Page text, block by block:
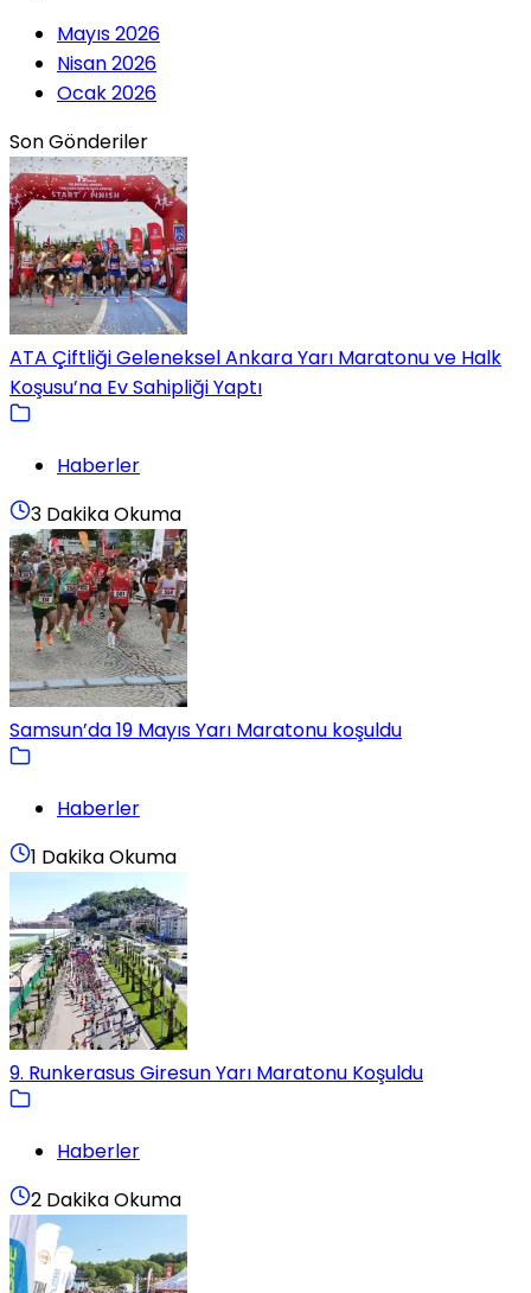
Mayıs 2026
Nisan 2026
Ocak 2026
Son Gönderiler
ATA Çiftliği Geleneksel Ankara Yarı Maratonu ve Halk
Koşusu’na Ev Sahipliği Yaptı
Haberler
3 Dakika Okuma
Samsun’da 19 Mayıs Yarı Maratonu koşuldu
Haberler
1 Dakika Okuma
9. Runkerasus Giresun Yarı Maratonu Koşuldu
Haberler
2 Dakika Okuma